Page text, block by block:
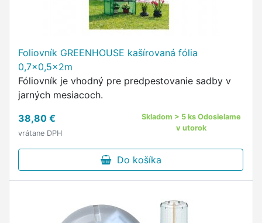
Foliovník GREENHOUSE kašírovaná fólia
0,7x0,5x2m
Fóliovník je vhodný pre predpestovanie sadby v
jarných mesiacoch.
38,80 €
vrátane DPH
Skladom > 5 ks Odosielame
v utorok
Do košíka